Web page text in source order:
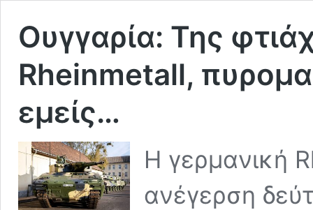
Ουγγαρία: Της
Rheinmetall,
εμείς…
Η γερμανική
ανέγερση